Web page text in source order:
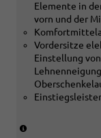
Elemente in
vorn und der
Vordersitze
Einstellung